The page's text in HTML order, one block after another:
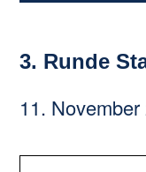
3. Runde
11.